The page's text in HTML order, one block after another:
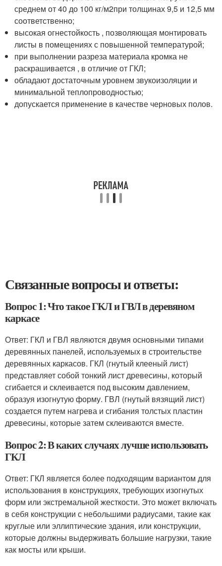
среднем от 40 до 100 кг/м2при толщинах 9,5 и 12,5 мм
соответственно;
высокая огнестойкость , позволяющая монтировать
листы в помещениях с повышенной температурой;
при выполнении разреза материала кромка не
раскрашивается , в отличие от ГКЛ;
обладают достаточным уровнем звукоизоляции и
минимальной теплопроводностью;
допускается применение в качестве черновых полов.
Связанные вопросы и ответы:
Вопрос 1: Что такое ГКЛ и ГВЛ в деревяном
каркасе
Ответ: ГКЛ и ГВЛ являются двумя основными типами
деревянных панелей, используемых в строительстве
деревянных каркасов. ГКЛ (гнутый клееный лист)
представляет собой тонкий лист древесины, который
сгибается и склеивается под высоким давлением,
образуя изогнутую форму. ГВЛ (гнутый вязящий лист)
создается путем нагрева и сгибания толстых пластин
древесины, которые затем склеиваются вместе.
Вопрос 2: В каких случаях лучше использовать
ГКЛ
Ответ: ГКЛ является более подходящим вариантом для
использования в конструкциях, требующих изогнутых
форм или экстремальной жесткости. Это может включать
в себя конструкции с небольшими радиусами, такие как
круглые или эллиптические здания, или конструкции,
которые должны выдерживать большие нагрузки, такие
как мосты или крыши.